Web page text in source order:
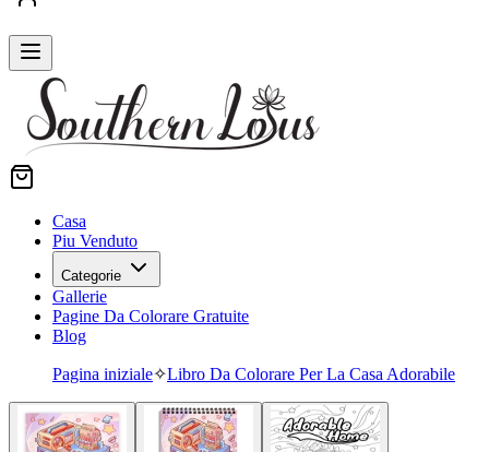
Casa
Piu Venduto
Categorie
Gallerie
Pagine Da Colorare Gratuite
Blog
Pagina iniziale✧Libro Da Colorare Per La Casa Adorabile